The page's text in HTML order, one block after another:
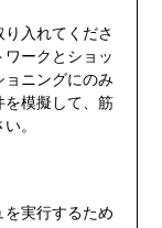
入れてくださ
ークとショッ
ョニングにのみ
模擬して、筋
。
実行するため